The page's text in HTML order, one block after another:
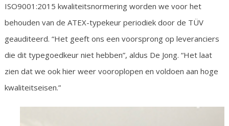
ISO9001:2015 kwaliteitsnormering worden we voor het
behouden van de ATEX-typekeur periodiek door de TÜV
geauditeerd. “Het geeft ons een voorsprong op leveranciers
die dit typegoedkeur niet hebben”, aldus De Jong. “Het laat
zien dat we ook hier weer vooroplopen en voldoen aan hoge
kwaliteitseisen.”